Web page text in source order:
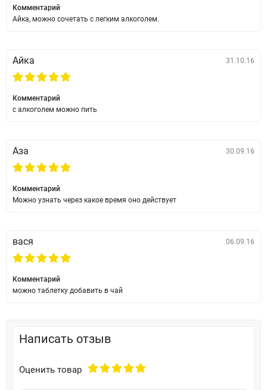
Комментарий
Айка, можно сочетать с легким алкоголем.
Айка 31.10.16
Комментарий
с алкоголем можно пить
Аза 30.09.16
Комментарий
Можно узнать через какое время оно действует
вася 06.09.16
Комментарий
можно таблетку добавить в чай
Написать отзыв
Оценить товар